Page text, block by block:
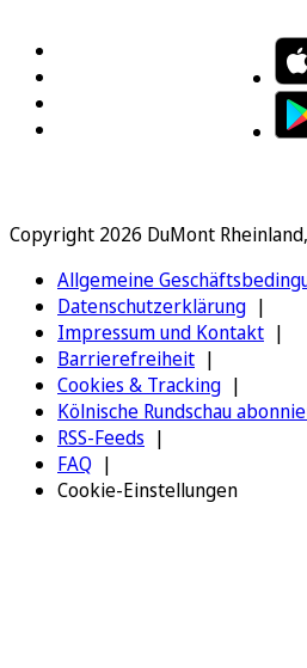
Copyright 2026 DuMont
Allgemeine
Datenschutzerklärung
Impressum und Kontakt
Barrierefreiheit
Cookies & Tracking
Kölnische Rundschau
RSS-Feeds
FAQ
Cookie-Einstellungen